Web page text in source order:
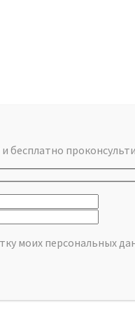
бесплатно
моих персональных